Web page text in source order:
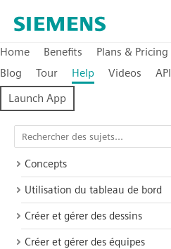
Home Benefits Plans & Pricing
Blog
Tour Help Videos API
Launch App
Concepts
Utilisation du tableau de bord
Créer et gérer des dessins
Créer et gérer des équipes